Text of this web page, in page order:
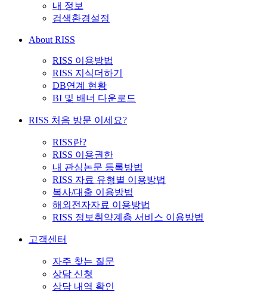
내 정보
검색환경설정
About RISS
RISS 이용방법
RISS 지식더하기
DB연계 현황
BI 및 배너 다운로드
RISS 처음 방문 이세요?
RISS란?
RISS 이용권한
내 관심논문 등록방법
RISS 자료 유형별 이용방법
복사/대출 이용방법
해외전자자료 이용방법
RISS 정보취약계층 서비스 이용방법
고객센터
자주 찾는 질문
상담 신청
상담 내역 확인